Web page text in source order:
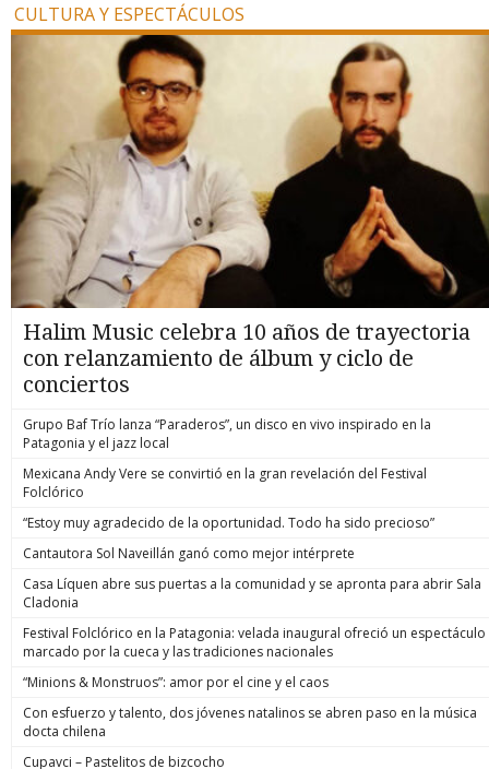
CULTURA Y ESPECTÁCULOS
Halim Music celebra 10 años de trayectoria
con relanzamiento de álbum y ciclo de
conciertos
Grupo Baf Trío lanza “Paraderos”, un disco en vivo inspirado en la
Patagonia y el jazz local
Mexicana Andy Vere se convirtió en la gran revelación del Festival
Folclórico
“Estoy muy agradecido de la oportunidad. Todo ha sido precioso”
Cantautora Sol Naveillán ganó como mejor intérprete
Casa Líquen abre sus puertas a la comunidad y se apronta para abrir Sala
Cladonia
Festival Folclórico en la Patagonia: velada inaugural ofreció un espectáculo
marcado por la cueca y las tradiciones nacionales
“Minions & Monstruos”: amor por el cine y el caos
Con esfuerzo y talento, dos jóvenes natalinos se abren paso en la música
docta chilena
Cupavci – Pastelitos de bizcocho